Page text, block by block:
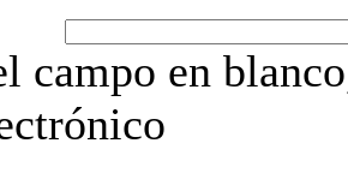
campo en